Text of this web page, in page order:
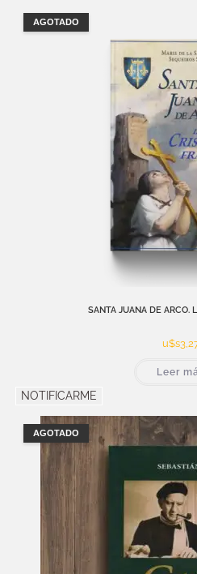
AGOTADO
SANTA JUANA DE
u$s
Leer
NOTIFICARME
AGOTADO